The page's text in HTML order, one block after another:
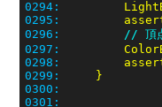
0294:
0295:
0296:
// 頂
0297:
0298:
0299:
0300:
0301: